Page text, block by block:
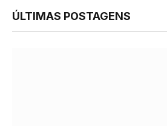
ÚLTIMAS POSTAGENS